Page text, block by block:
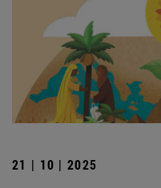
21 | 10 | 2025